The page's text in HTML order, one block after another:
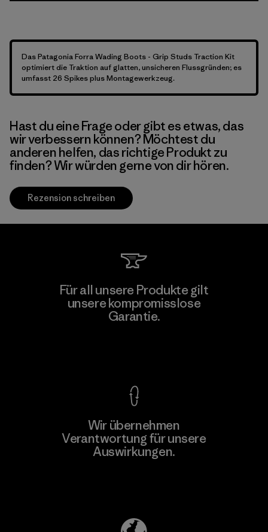
Das Patagonia Forra Wading Boots - Grip Studs Traction Kit
optimiert die Traktion auf glatten, unsicheren Flussgründen; es
umfasst 26 Spikes plus Montagewerkzeug.
Hast du eine Frage oder gibt es etwas, das
wir verbessern können? Möchtest du
anderen helfen, das richtige Produkt zu
finden? Wir würden gerne von dir hören.
Rezension schreiben
Für all unsere Produkte gilt
unsere kompromisslose
Garantie.
Wir übernehmen
Verantwortung für unsere
Auswirkungen.